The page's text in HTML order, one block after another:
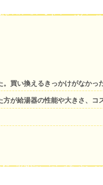
買い換えるきっかけがなかっ
が給湯器の性能や大きさ、コ